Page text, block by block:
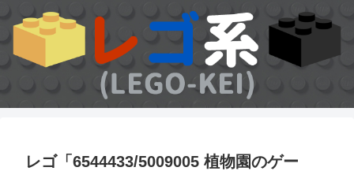
レゴ「6544433/5009005 植物園のゲー